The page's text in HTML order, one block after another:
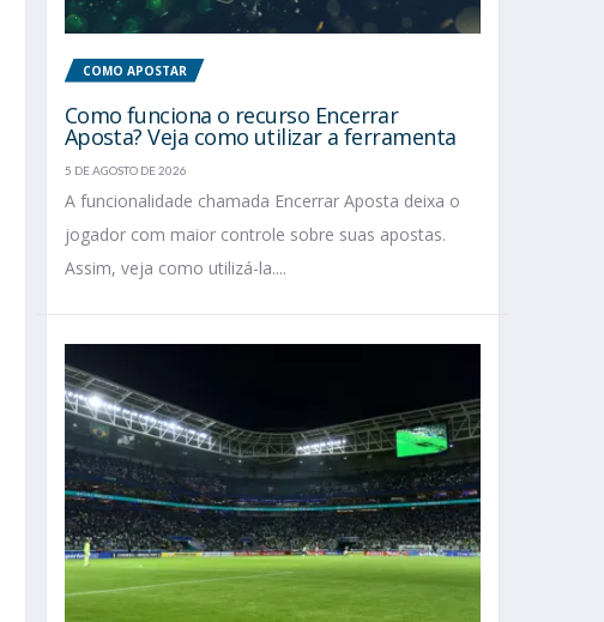
COMO APOSTAR
Como funciona o recurso Encerrar
Aposta? Veja como utilizar a ferramenta
5 DE AGOSTO DE 2026
A funcionalidade chamada Encerrar Aposta deixa o
jogador com maior controle sobre suas apostas.
Assim, veja como utilizá-la....